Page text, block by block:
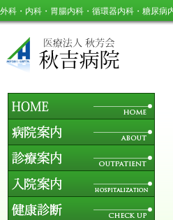
外科・内科・胃腸内科・循環器内科・糖尿病